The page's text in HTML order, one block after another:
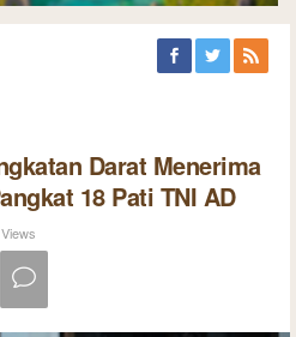
Darat Menerima
18 Pati TNI AD